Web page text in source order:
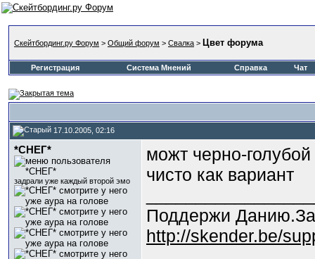
Скейтбординг.ру Форум > Общий форум > Свалка > Цвет форума
Регистрация Система Мнений Справка Чат
17.10.2005, 02:16
*СНЕГ*
задрали уже каждый второй эмо
можт черно-
чисто как вариант
Поддержи
http://skender.be/